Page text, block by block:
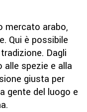
mercato arabo,
Qui è possibile
Dagli
alle spezie e alla
giusta per
gente del luogo e